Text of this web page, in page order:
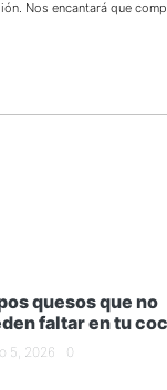
Nos encantará que
quesos que no
faltar en tu
5, 2026 0